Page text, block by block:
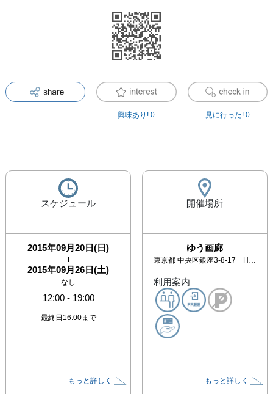
興味あり! 0 見に行った! 0
スケジュール
2015年09月20日(日)
|
2015年09月26日(土)
なし
12:00- 19:00
最終日16:00まで
もっと詳しく
開催場所
ゆう画廊
東京都 中央区銀座3-8-17 HOYUビル5・6階 松屋裏2本目通り(1F和食：菊正)
利用案内
もっと詳しく